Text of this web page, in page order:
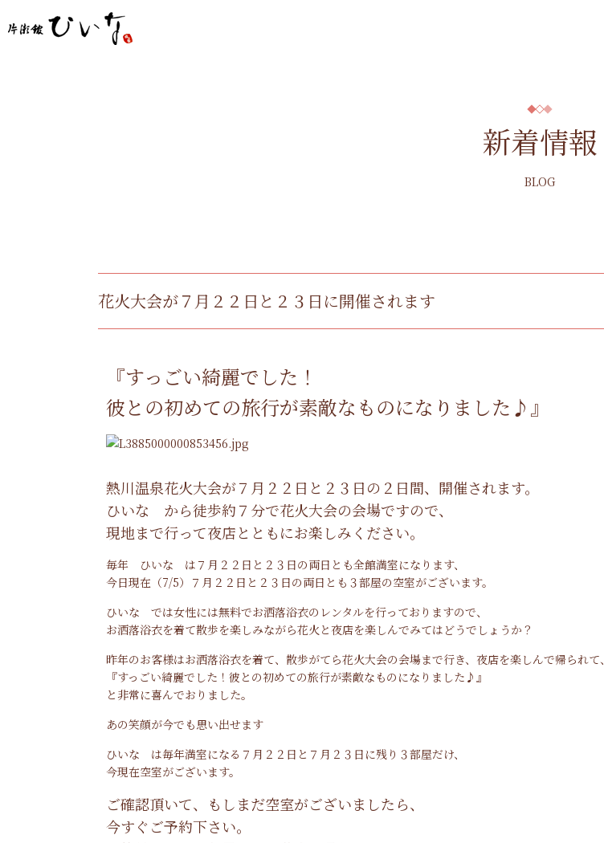
新着情報
BLOG
花火大会が７月２２日と２３日に開催されます
『すっごい綺麗でした！
彼との初めての旅行が素敵なものになりました♪』
熱川温泉花火大会が７月２２日と２３日の２日間、開催されます。
ひいな から徒歩約７分で花火大会の会場ですので、
現地まで行って夜店とともにお楽しみください。
毎年 ひいな は７月２２日と２３日の両日とも全館満室になります、
今日現在（7/5）７月２２日と２３日の両日とも３部屋の空室がございます。
ひいな では女性には無料でお洒落浴衣のレンタルを行っておりますので、
お洒落浴衣を着て散歩を楽しみながら花火と夜店を楽しんでみてはどうでしょうか？
昨年のお客様はお洒落浴衣を着て、散歩がてら花火大会の会場まで行き、夜店を楽しんで帰られて、
『すっごい綺麗でした！彼との初めての旅行が素敵なものになりました♪』
と非常に喜んでおりました。
あの笑顔が今でも思い出せます
ひいな は毎年満室になる７月２２日と７月２３日に残り３部屋だけ、
今現在空室がございます。
ご確認頂いて、もしまだ空室がございましたら、
今すぐご予約下さい。